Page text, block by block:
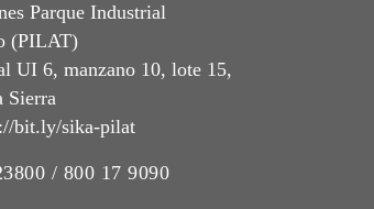
Parque Industrial
(PILAT)
UI 6, manzano 10, lote 15,
Sierra
bit.ly/sika-pilat
/ 800 17 9090